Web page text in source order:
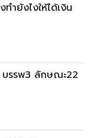
ำยังไงให้ได้เงิน
รรพ3 ลักษณะ22